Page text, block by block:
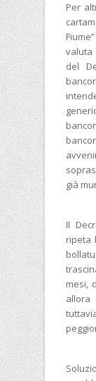
Per
valuta
del
già
Il
ripeta
mesi,
allora